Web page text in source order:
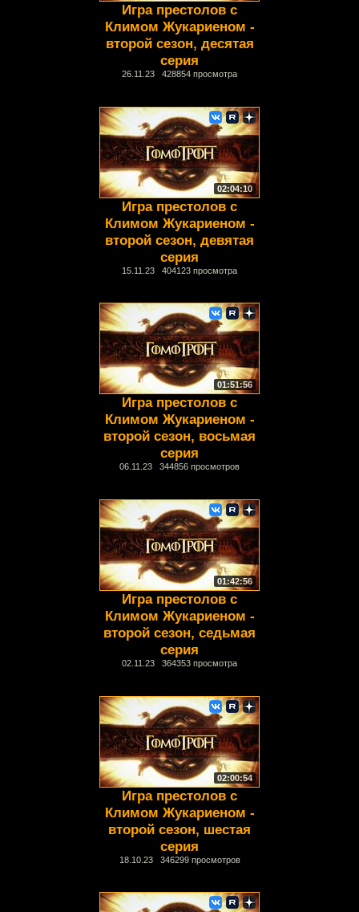
Игра престолов с
Климом Жукариеном -
второй сезон, десятая
серия
26.11.23 428854 просмотра
02:04:10
Игра престолов с
Климом Жукариеном -
второй сезон, девятая
серия
15.11.23 404123 просмотра
01:51:56
Игра престолов с
Климом Жукариеном -
второй сезон, восьмая
серия
06.11.23 344856 просмотров
01:42:56
Игра престолов с
Климом Жукариеном -
второй сезон, седьмая
серия
02.11.23 364353 просмотра
02:00:54
Игра престолов с
Климом Жукариеном -
второй сезон, шестая
серия
18.10.23 346299 просмотров